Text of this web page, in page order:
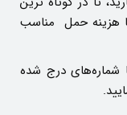
هزینه حمل مناسب
شماره‌های درج شده